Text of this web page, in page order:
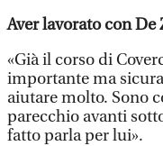
Aver lavorato con De
«Già il corso di
importante ma
aiutare molto. Sono
parecchio avanti
fatto parla per lui».